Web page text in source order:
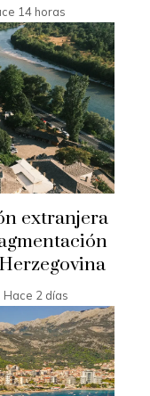
14 horas
extranjera
Hace 2 días